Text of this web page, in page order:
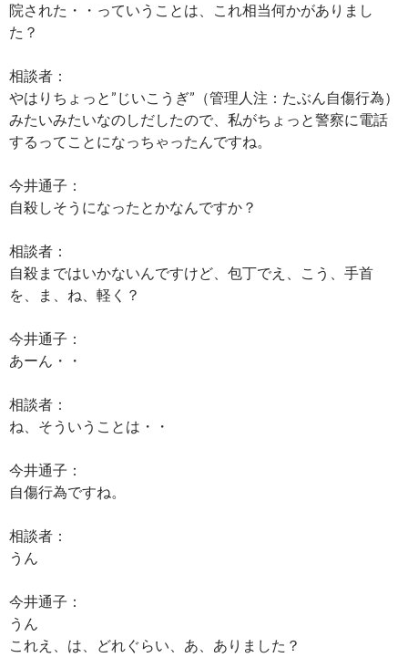
院された・・っていうことは、これ相当何かがありまし
た？
相談者：
やはりちょっと”じいこうぎ”（管理人注：たぶん自傷行為）
みたいみたいなのしだしたので、私がちょっと警察に電話
するってことになっちゃったんですね。
今井通子：
自殺しそうになったとかなんですか？
相談者：
自殺まではいかないんですけど、包丁でえ、こう、手首
を、ま、ね、軽く？
今井通子：
あーん・・
相談者：
ね、そういうことは・・
今井通子：
自傷行為ですね。
相談者：
うん
今井通子：
うん
これえ、は、どれぐらい、あ、ありました？